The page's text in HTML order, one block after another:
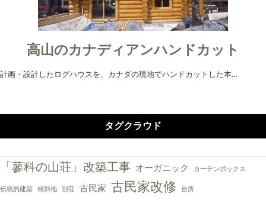
高山のカナディアンハンドカット
計画・設計したログハウスを、カナダの現地でハンドカットした本…
タグクラウド
「蓼科の山荘」改築工事 オーガニック カーテンボックス
伝統的建築 傾斜地 別荘 古民家 古民家改修 台所